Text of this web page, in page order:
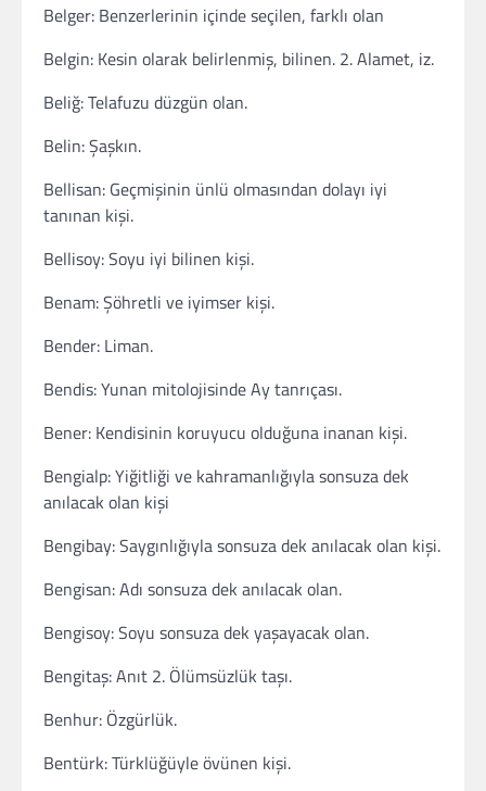
Belger: Benzerlerinin içinde seçilen, farklı olan
Belgin: Kesin olarak belirlenmiş, bilinen. 2. Alamet, iz.
Beliğ: Telafuzu düzgün olan.
Belin: Şaşkın.
Bellisan: Geçmişinin ünlü olmasından dolayı iyi
tanınan kişi.
Bellisoy: Soyu iyi bilinen kişi.
Benam: Şöhretli ve iyimser kişi.
Bender: Liman.
Bendis: Yunan mitolojisinde Ay tanrıçası.
Bener: Kendisinin koruyucu olduğuna inanan kişi.
Bengialp: Yiğitliği ve kahramanlığıyla sonsuza dek
anılacak olan kişi
Bengibay: Saygınlığıyla sonsuza dek anılacak olan kişi.
Bengisan: Adı sonsuza dek anılacak olan.
Bengisoy: Soyu sonsuza dek yaşayacak olan.
Bengitaş: Anıt 2. Ölümsüzlük taşı.
Benhur: Özgürlük.
Bentürk: Türklüğüyle övünen kişi.